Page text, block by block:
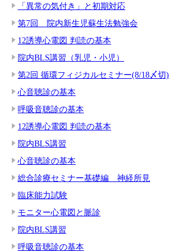
「異常の気付き」と初期対応
第7回 院内新生児蘇生法勉強会
12誘導心電図 判読の基本
院内BLS講習（乳児・小児）
第2回 循環フィジカルセミナー(8/18〆切)
心音聴診の基本
呼吸音聴診の基本
12誘導心電図 判読の基本
院内BLS講習
心音聴診の基本
総合診療セミナー基礎編 神経所見
臨床能力試験
モニター心電図と脈診
院内BLS講習
呼吸音聴診の基本